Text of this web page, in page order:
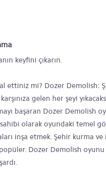
keyfini çıkarın.
ettiniz mi? Dozer Demolish:
gelen her şeyi
başaran Dozer Demolish
olarak oyundaki temel
inşa etmek. Şehir kurma
Dozer Demolish oyunu